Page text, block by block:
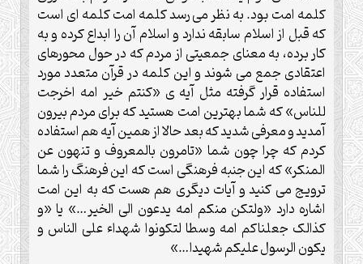
کلمه امت بود. به نظر می رسد کلمه امت کلمه ای است
که قبل از اسلام سابقه ندارد و اسلام آن را ابداع کرده و به
کار برده، به معنای جمعیتی از مردم که در حول محورهای
اعتقادی جمع می شوند و این کلمه در قرآن متعدد مورد
استفاده قرار گرفته مثل آیه ی «کنتم خیر امه اخرجت
للناس» که شما بهترین امت هستید که برای مردم بیرون
آمدید و معرفی شدید که بعد حالا از همین آیه هم استفاده
کردم که چرا چون شما «تامرون بالمعروف و تنهون عن
المنکر» که این جنبه فرهنگی است که این فرهنگ را شما
ترویج می کنید و آیات دیگری هم هست که به این امت
اشاره دارد «ولتکن منکم امه یدعون الی الخیر…» یا «و
کذالک جعلناکم امه وسطا لتکونوا شهداء علی الناس و
یکون الرسول علیکم شهیدا…»